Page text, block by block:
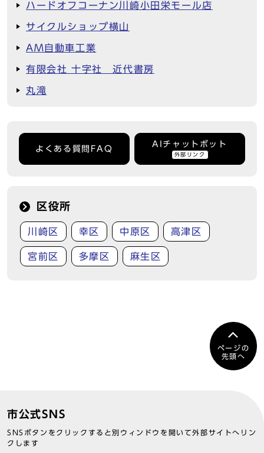
ハードオフコーナン川崎小田栄モール店
サイクルショップ横山
AM自動車工業
有限会社 十字社 近代書房
丸滝
よくある質問FAQ
AIチャットボット
外部リンク
区役所
川崎区 幸区 中原区 高津区
宮前区 多摩区 麻生区
ページの
先頭へ
市公式SNS
SNSボタンをクリックすると別ウィンドウを開いて外部サイトへリン
クします